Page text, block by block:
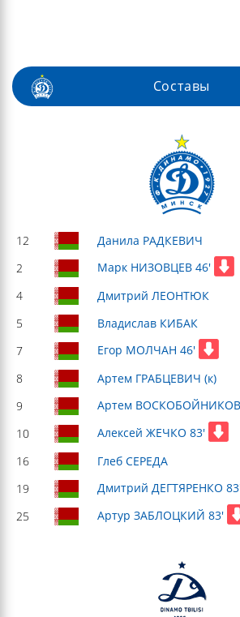
Составы
12
Данила РАДКЕВИЧ
2
Марк НИЗОВЦЕВ 46'
4
Дмитрий ЛЕОНТЮК
5
Владислав КИБАК
7
Егор МОЛЧАН 46'
8
Артем ГРАБЦЕВИЧ (к)
9
Артем
10
Алексей ЖЕЧКО 83'
16
Глеб СЕРЕДА
19
Дмитрий ДЕГТЯРЕНКО
25
Артур ЗАБЛОЦКИЙ 83'